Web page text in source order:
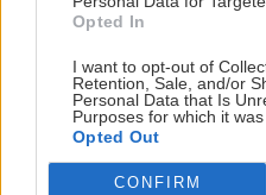
Opted In
I want to opt-out of
Retention, Sale, and/or
Personal Data that Is
Purposes for which it was
Opted Out
CONFIRM
Επικίνδυνα παιχνίδια
«challenge» (βίντεο)
ΕΛΛΑΔΑ
Φωτιά στον Κουβαρά
ΠΟΛΙΤΙΚΗ